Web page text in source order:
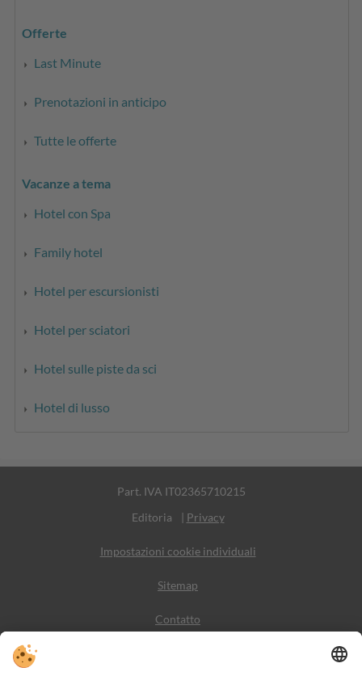
Offerte
Last Minute
Prenotazioni in anticipo
Tutte le offerte
Vacanze a tema
Hotel con Spa
Family hotel
Hotel per escursionisti
Hotel per sciatori
Hotel sulle piste da sci
Hotel di lusso
Part. IVA IT02365710215
Editoria
| Privacy
Impostazioni cookie individuali
Sitemap
Contatto